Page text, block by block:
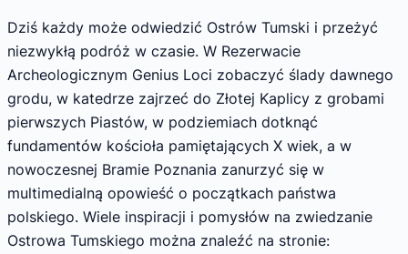
Dziś każdy może odwiedzić Ostrów Tumski i przeżyć
niezwykłą podróż w czasie. W Rezerwacie
Archeologicznym Genius Loci zobaczyć ślady dawnego
grodu, w katedrze zajrzeć do Złotej Kaplicy z grobami
pierwszych Piastów, w podziemiach dotknąć
fundamentów kościoła pamiętających X wiek, a w
nowoczesnej Bramie Poznania zanurzyć się w
multimedialną opowieść o początkach państwa
polskiego. Wiele inspiracji i pomysłów na zwiedzanie
Ostrowa Tumskiego można znaleźć na stronie: